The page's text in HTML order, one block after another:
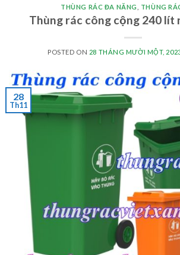
THÙNG RÁC ĐA NĂNG THÙNG
Thùng rác công cộng 240 lít
POSTED ON 28 THÁNG MƯỜI MỘT,
28
Th11